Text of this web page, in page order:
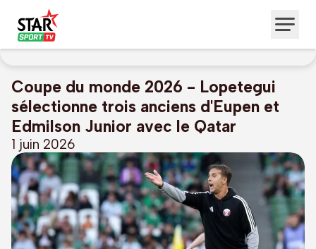
Coupe du monde 2026 - Lopetegui
sélectionne trois anciens d'Eupen et
Edmilson Junior avec le Qatar
1 juin 2026